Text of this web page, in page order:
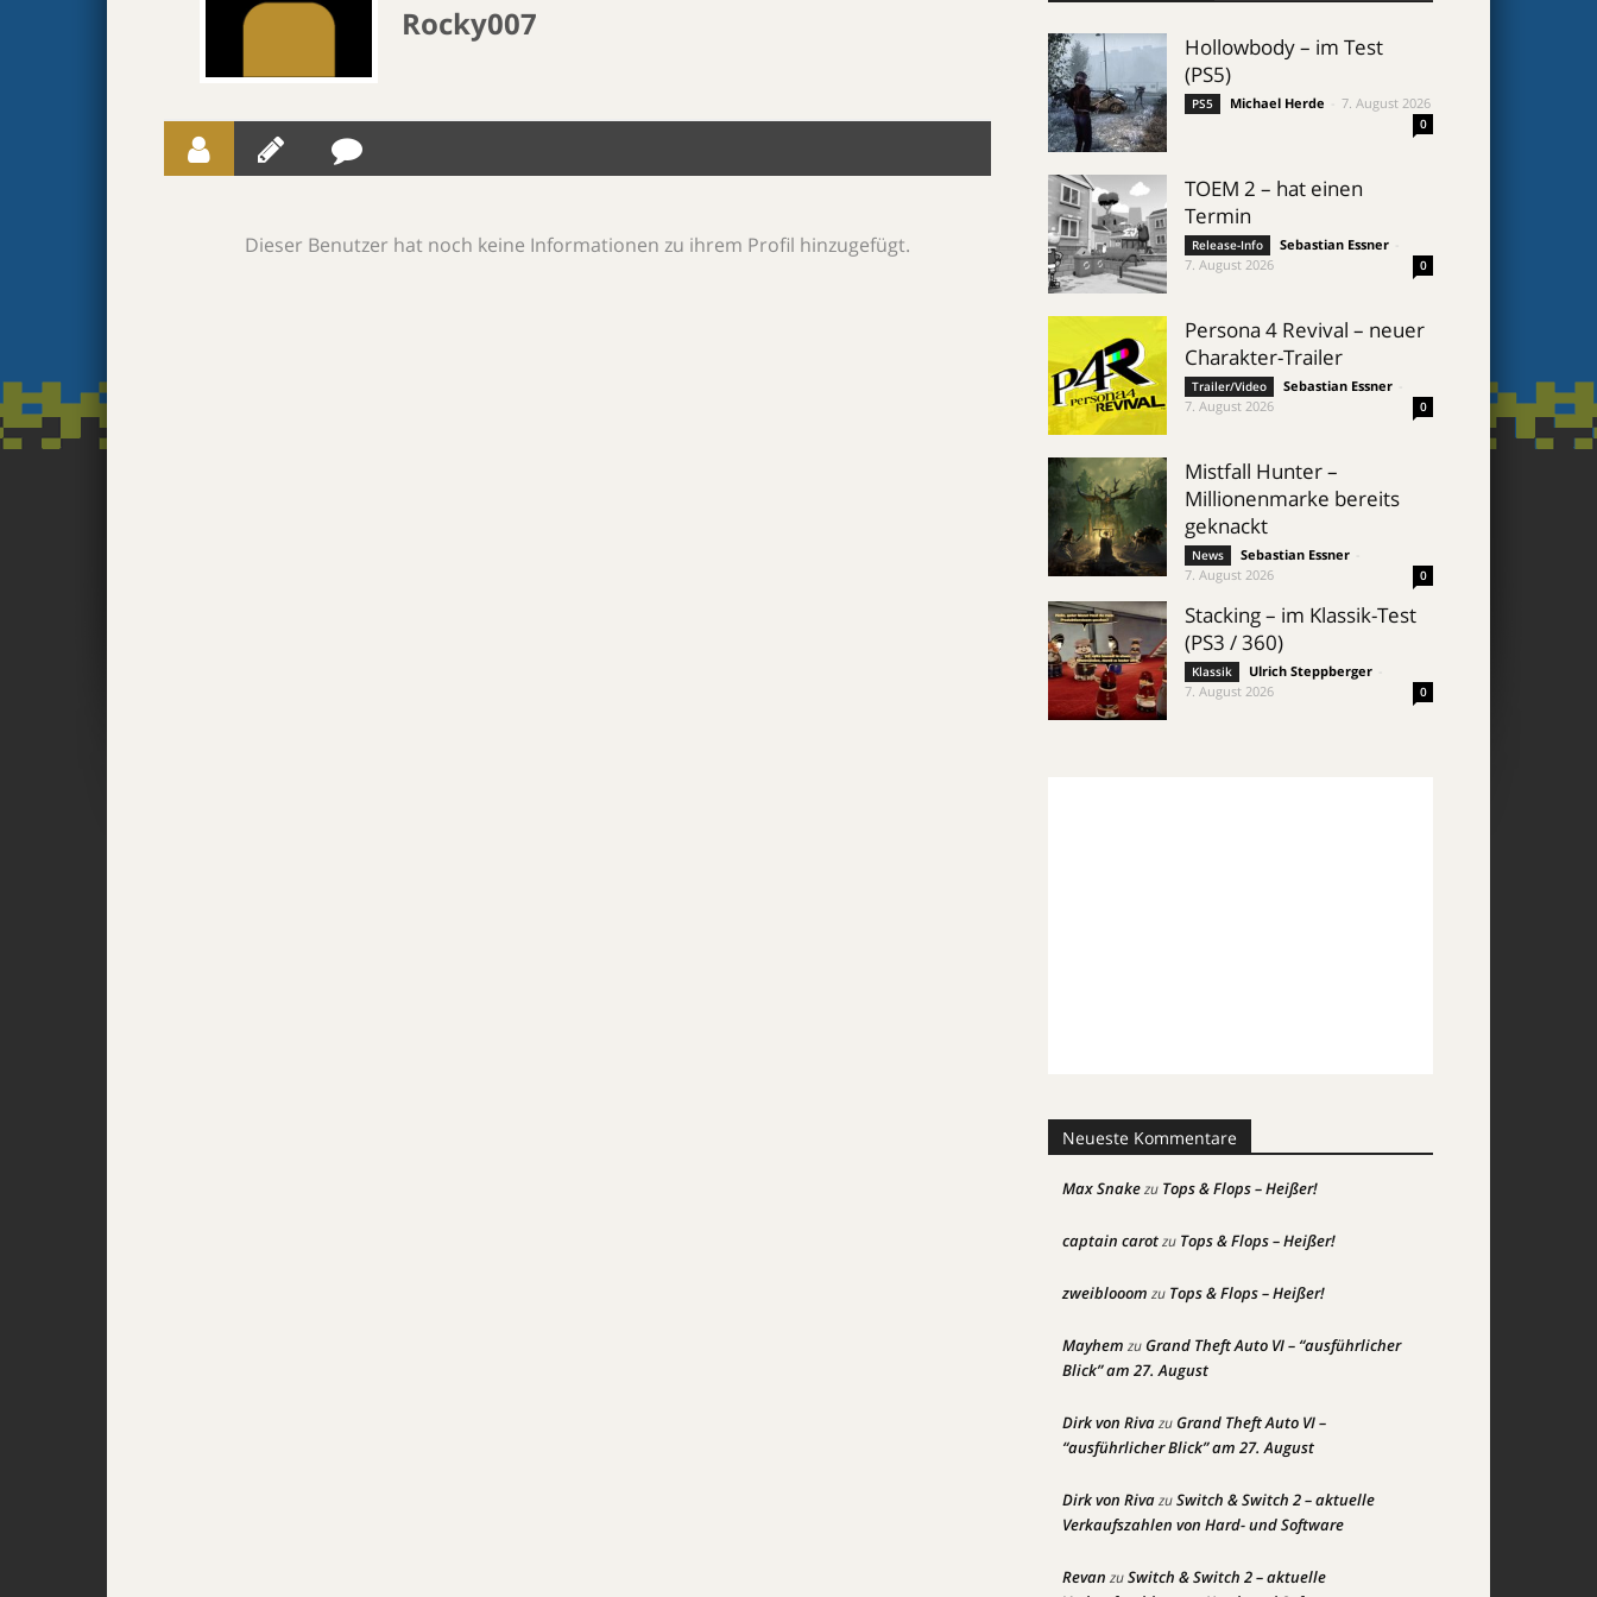
Rocky007
Dieser Benutzer hat noch keine Informationen zu ihrem Profil hinzugefügt.
Hollowbody – im Test
(PS5)
PS5 Michael Herde 7. August 2026
0
TOEM 2 – hat einen
Termin
Release-Info Sebastian Essner
7. August 2026
0
Persona 4 Revival – neuer
Charakter-Trailer
Trailer/Video Sebastian Essner
7. August 2026
0
Mistfall Hunter –
Millionenmarke bereits
geknackt
News Sebastian Essner
7. August 2026
0
Stacking – im Klassik-Test
(PS3 / 360)
Klassik Ulrich Steppberger
7. August 2026
0
Neueste Kommentare
Max Snakezu Tops & Flops – Heißer!
captain carotzu Tops & Flops – Heißer!
zweiblooom zu Tops & Flops – Heißer!
Mayhem zuGrand Theft Auto VI – “ausführlicher
Blick” am 27. August
Dirk von RivazuGrand Theft Auto VI –
“ausführlicher Blick” am 27. August
Dirk von RivazuSwitch & Switch 2 – aktuelle
Verkaufszahlen von Hard- und Software
Revan zuSwitch & Switch 2 – aktuelle